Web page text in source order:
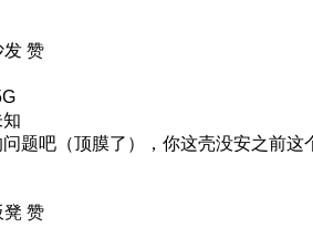
发 赞
题吧（顶膜了）， 你这壳没安之前这
凳 赞